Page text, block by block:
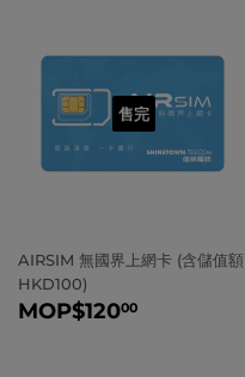
售完
AIRSIM 無國界上網卡 (含儲值額
HKD100)
正
MOP$12000